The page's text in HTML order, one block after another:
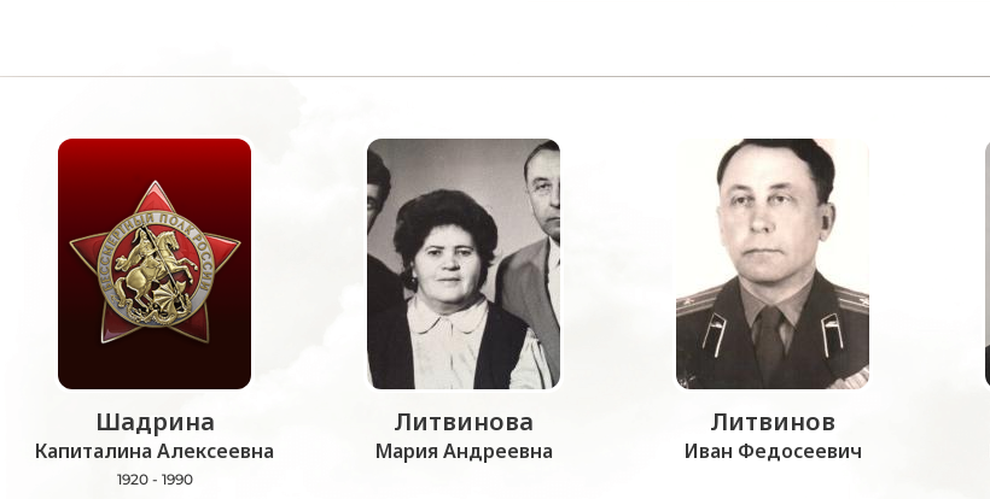
Шадрина
Капиталина Алексеевна
1920 - 1990
Литвинова
Мария Андреевна
Литвинов
Иван Федосеевич